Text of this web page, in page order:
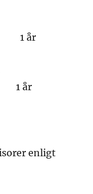
år
år
enligt